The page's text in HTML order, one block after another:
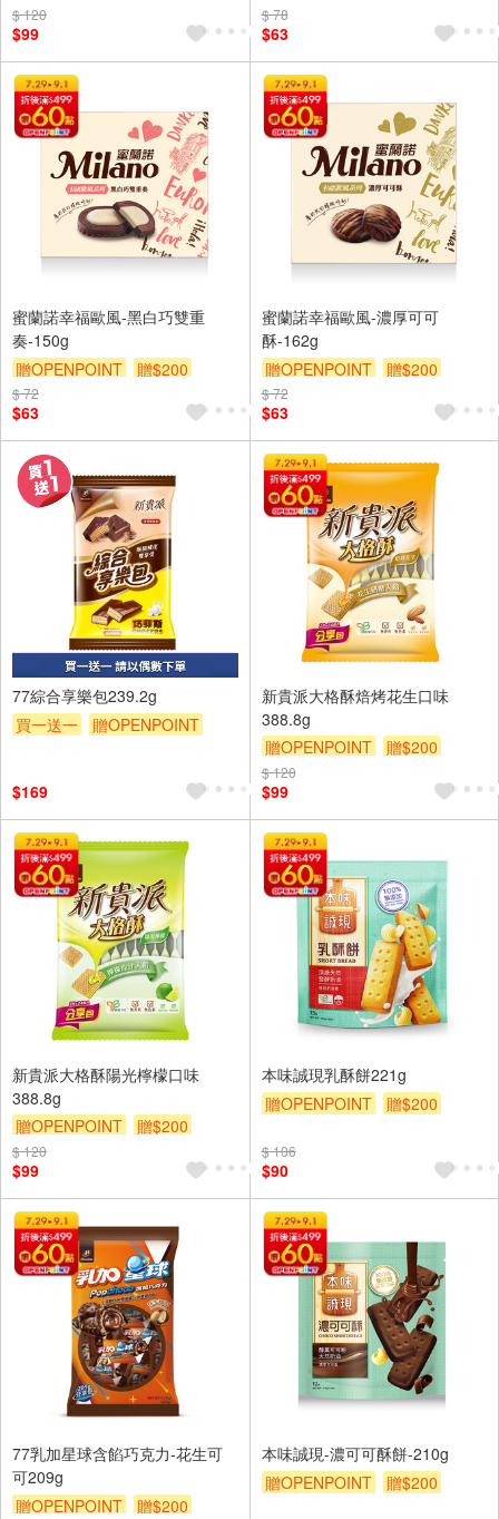
$ 120
$99
$ 78
$63
蜜蘭諾幸福歐風-黑白巧雙重
奏-150g
贈OPENPOINT
贈$200
$ 72
$63
蜜蘭諾幸福歐風-濃厚可可
酥-162g
贈OPENPOINT
贈$200
$ 72
$63
77綜合享樂包239.2g
買一送一
贈OPENPOINT
$169
新貴派大格酥焙烤花生口味
388.8g
贈OPENPOINT
贈$200
$ 120
$99
新貴派大格酥陽光檸檬口味
388.8g
贈OPENPOINT
贈$200
$ 120
$99
本味誠現乳酥餅221g
贈OPENPOINT
贈$200
$ 106
$90
77乳加星球含餡巧克力-花生可
可209g
贈OPENPOINT
贈$200
本味誠現-濃可可酥餅-210g
贈OPENPOINT
贈$200